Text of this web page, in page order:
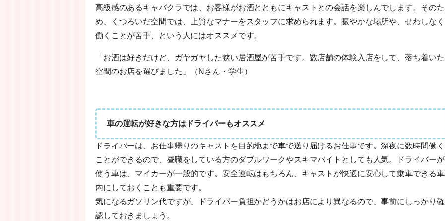
高級感のあるキャバクラでは、お客様がお酒とともにキャストとの会話を楽しんでします。そのた
め、くつろいだ空間では、上質なマナーをスタッフに求められます。賑やかな場所や、せわしなく
働くことが苦手、という人にはオススメです。
「お酒は好きだけど、ガヤガヤした狭い居酒屋が苦手です。数店舗の体験入店をして、落ち着いた
空間のお店を選びました」（Nさん・学生）
車の運転が好きな方はドライバーもオススメ
ドライバーは、お仕事帰りのキャストを目的地まで車で送り届けるお仕事です。深夜に数時間働く
ことができるので、昼職をしている方のダブルワークやスキマバイトとしても人気。ドライバーが
使う車は、マイカーが一般的です。安全運転はもちろん、キャストが快適に安心して乗車できる車
内にしておくことも重要です。
気になるガソリン代ですが、ドライバー負担かどうかはお店により異なるので、事前にしっかり確
認しておきましょう。